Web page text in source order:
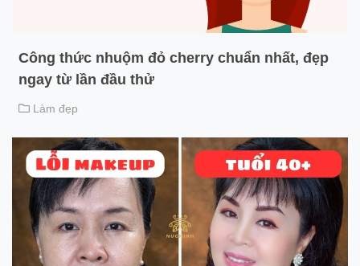
Công thức nhuộm đỏ cherry chuẩn nhất, đẹp
ngay từ lần đầu thử
Làm đẹp